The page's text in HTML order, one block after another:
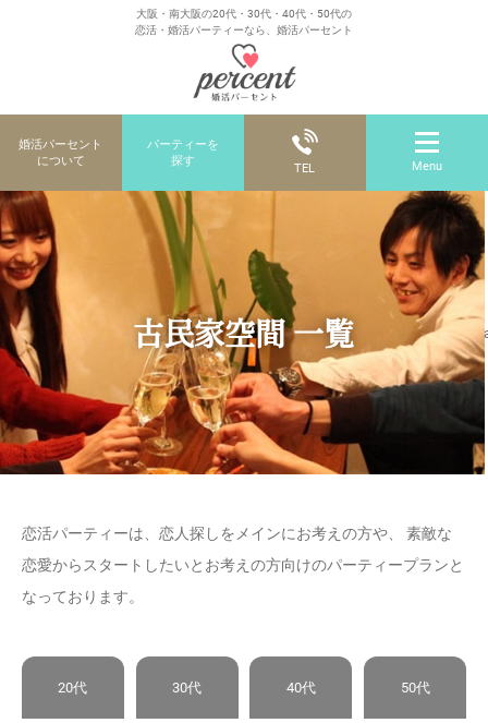
大阪・南大阪の20代・30代・40代・50代の
恋活・婚活パーティーなら、婚活パーセント
婚活パーセント
について
パーティーを
探す
TEL Menu
古民家空間 一覧
恋活パーティーは、恋人探しをメインにお考えの方や、 素敵な
恋愛からスタートしたいとお考えの方向けのパーティープランと
なっております。
20代 30代 40代 50代